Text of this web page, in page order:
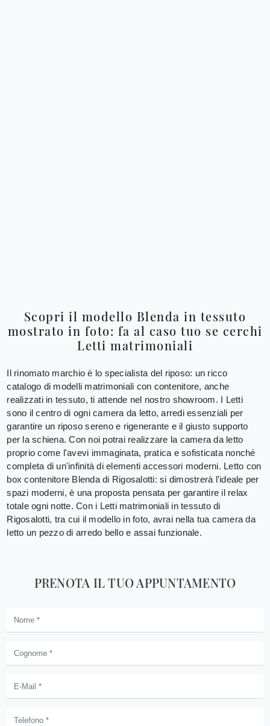
Scopri il modello Blenda in tessuto
mostrato in foto: fa al caso tuo se cerchi
Letti matrimoniali
Il rinomato marchio è lo specialista del riposo: un ricco
catalogo di modelli matrimoniali con contenitore, anche
realizzati in tessuto, ti attende nel nostro showroom. I Letti
sono il centro di ogni camera da letto, arredi essenziali per
garantire un riposo sereno e rigenerante e il giusto supporto
per la schiena. Con noi potrai realizzare la camera da letto
proprio come l'avevi immaginata, pratica e sofisticata nonché
completa di un'infinità di elementi accessori moderni. Letto con
box contenitore Blenda di Rigosalotti: si dimostrerà l'ideale per
spazi moderni, è una proposta pensata per garantire il relax
totale ogni notte. Con i Letti matrimoniali in tessuto di
Rigosalotti, tra cui il modello in foto, avrai nella tua camera da
letto un pezzo di arredo bello e assai funzionale.
PRENOTA IL TUO APPUNTAMENTO